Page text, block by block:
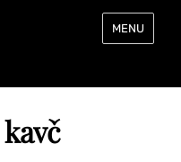
MENU
kavč